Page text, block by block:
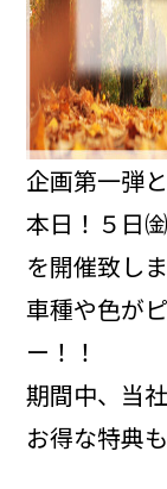
企画第一弾
本日！５日
を開催致しま
車種や色が
ー！！
期間中、当
お得な特典